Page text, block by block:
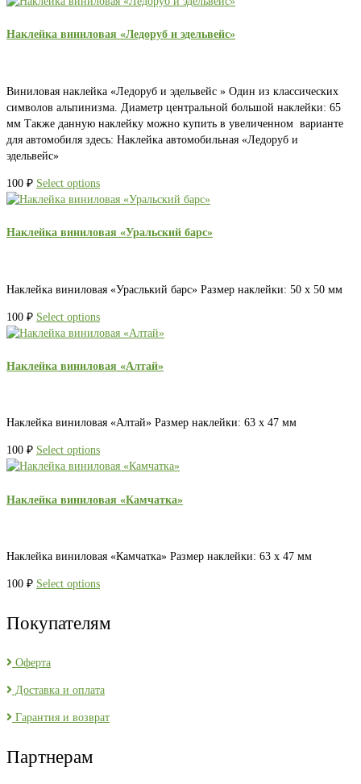
Наклейка виниловая «Ледоруб и эдельвейс»
Виниловая наклейка «Ледоруб и эдельвейс » Один из классических
символов альпинизма. Диаметр центральной большой наклейки: 65
мм Также данную наклейку можно купить в увеличенном варианте
для автомобиля здесь: Наклейка автомобильная «Ледоруб и
эдельвейс»
100 ₽ Select options
Наклейка виниловая «Уральский барс»
Наклейка виниловая «Ураслький барс» Размер наклейки: 50 х 50 мм
100 ₽ Select options
Наклейка виниловая «Алтай»
Наклейка виниловая «Алтай» Размер наклейки: 63 х 47 мм
100 ₽ Select options
Наклейка виниловая «Камчатка»
Наклейка виниловая «Камчатка» Размер наклейки: 63 х 47 мм
100 ₽ Select options
Покупателям
Оферта
Доставка и оплата
Гарантия и возврат
Партнерам